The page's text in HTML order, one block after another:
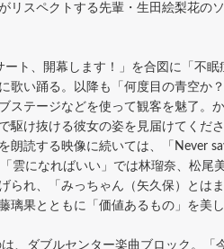
スペクトする先輩・生田絵梨花の
ト、開幕します！」を合図に「不
歌い踊る。以降も「何度目の青空か
ステージなどを使って観客を魅了。
駆け抜ける彼女の姿を見届けてくだ
読する映像に続いては、「Never
になればいい」では林瑠奈、松尾
られ、「みっちゃん（矢久保）とは
果とともに「価値あるもの」を美
、ダブルセンター楽曲ブロック。